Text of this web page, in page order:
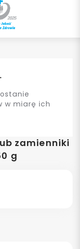
zamienniki
g
w miarę ich